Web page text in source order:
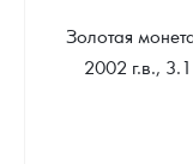
Золотая
2002 г.в.,